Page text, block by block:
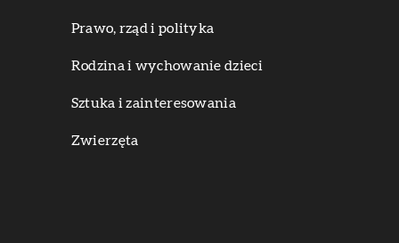
Prawo, rząd i polityka
Rodzina i wychowanie dzieci
Sztuka i zainteresowania
Zwierzęta